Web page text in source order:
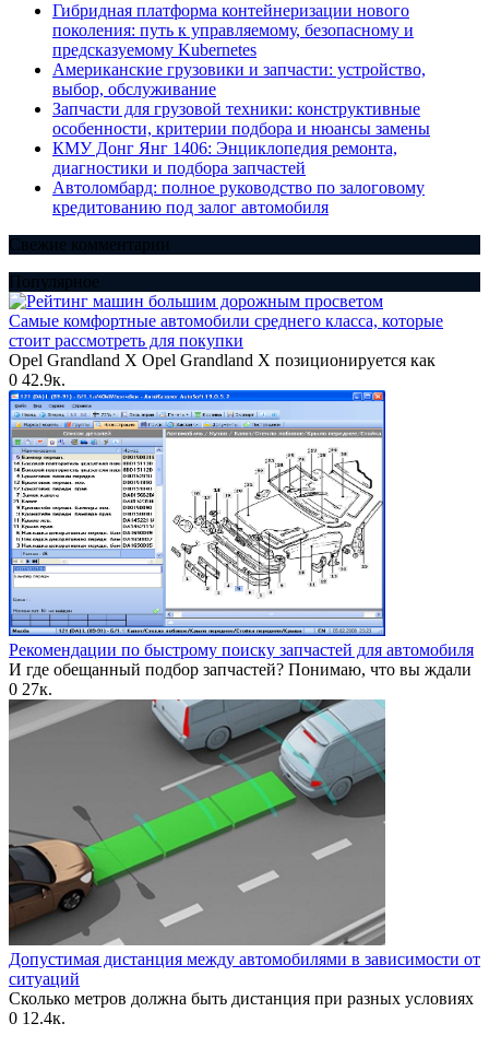
Гибридная платформа контейнеризации нового
поколения: путь к управляемому, безопасному и
предсказуемому Kubernetes
Американские грузовики и запчасти: устройство,
выбор, обслуживание
Запчасти для грузовой техники: конструктивные
особенности, критерии подбора и нюансы замены
КМУ Донг Янг 1406: Энциклопедия ремонта,
диагностики и подбора запчастей
Автоломбард: полное руководство по залоговому
кредитованию под залог автомобиля
Свежие комментарии
Популярное
Самые комфортные автомобили среднего класса, которые
стоит рассмотреть для покупки
Opel Grandland X Opel Grandland X позиционируется как
0 42.9к.
Рекомендации по быстрому поиску запчастей для автомобиля
И где обещанный подбор запчастей? Понимаю, что вы ждали
0 27к.
Допустимая дистанция между автомобилями в зависимости от
ситуаций
Сколько метров должна быть дистанция при разных условиях
0 12.4к.